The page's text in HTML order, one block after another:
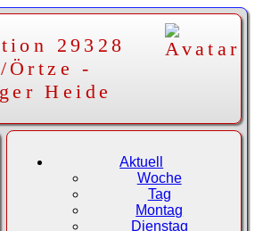
29328
Örtze -
Heide
Aktuell
Woche
Tag
Montag
Dienstag